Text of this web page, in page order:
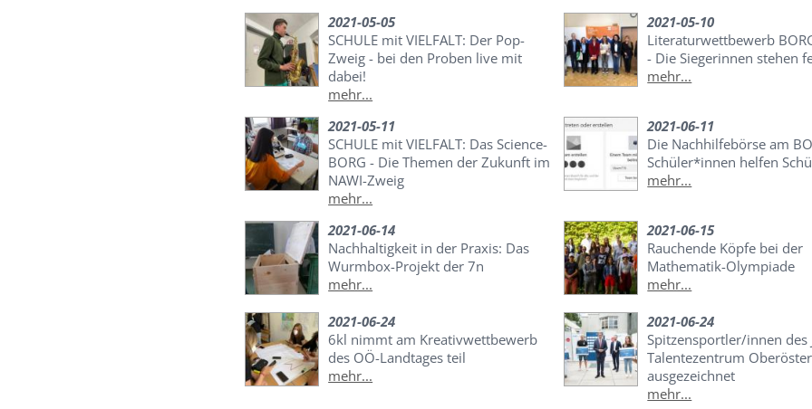
2021-05-05
SCHULE mit VIELFALT: Der Pop-
Zweig - bei den Proben live mit
dabei!
mehr...
2021-05-10
Literaturwettbewerb
- Die Siegerinnen stehen
mehr...
2021-05-11
SCHULE mit VIELFALT: Das Science-
BORG - Die Themen der Zukunft im
NAWI-Zweig
mehr...
2021-06-11
Die Nachhilfebörse am
Schüler*innen helfen
mehr...
2021-06-14
Nachhaltigkeit in der Praxis: Das
Wurmbox-Projekt der 7n
mehr...
2021-06-15
Rauchende Köpfe bei der
Mathematik-Olympiade
mehr...
2021-06-24
6kl nimmt am Kreativwettbewerb
des OÖ-Landtages teil
mehr...
2021-06-24
Spitzensportler/innen des
Talentezentrum
ausgezeichnet
mehr...